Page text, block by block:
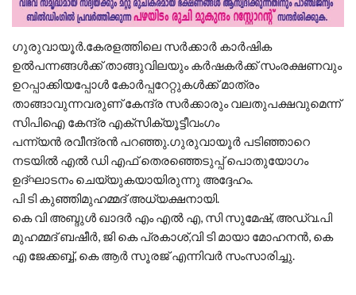
ഗുരുവായൂർ.കേരളത്തിലെ സർക്കാർ കാർഷിക
ഉൽപന്നങ്ങൾക്ക് താങ്ങുവിലയും കർഷകർക്ക് സംരക്ഷണവും
ഉറപ്പാക്കിയപ്പോൾ കോർപ്പറേറ്റുകൾക്ക് മാത്രം
താങ്ങാവുന്നവരുണ് കേന്ദ്ര സർക്കാരും വലതുപക്ഷവുമെന്ന്
സിപിഐ കേന്ദ്ര എക്സിക്യൂട്ടീവംഗം
പന്ന്യൻ രവീന്ദ്രൻ പറഞ്ഞു.ഗുരുവായൂർ പടിഞ്ഞാറെ
നടയിൽ എൽ ഡി എഫ് തെരഞ്ഞെടുപ്പ് പൊതുയോഗം
ഉദ്ഘാടനം ചെയ്യുകയായിരുന്നു അദ്ദേഹം.
പി ടി കുഞ്ഞിമുഹമ്മദ് അധ്യക്ഷനായി.
കെ വി അബ്ദുൾ ഖാദർ എം എൽ എ, സി സുമേഷ്, അഡ്വ.പി
മുഹമ്മദ് ബഷീർ, ജി കെ പ്രകാശ്,വി ടി മായാ മോഹനൻ, കെ
എ ജേക്കബ്ബ്, കെ ആർ സൂരജ് എന്നിവർ സംസാരിച്ചു.